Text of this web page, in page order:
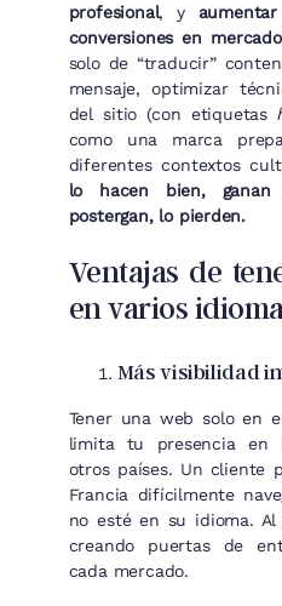
profesional, y
conversiones en
solo de “traducir”
mensaje, optimizar
del sitio (con etiquetas
como una marca
diferentes contextos
lo hacen bien,
postergan, lo pierden.
Ventajas de
en varios
Más visibilidad
Tener una web solo en
limita tu presencia en
otros países. Un cliente
Francia difícilmente
no esté en su idioma.
creando puertas de
cada mercado.